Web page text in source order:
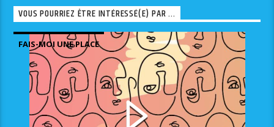
VOUS POURRIEZ ÊTRE INTÉRESSÉ(E) PAR ...
FAIS-MOI UNE PLACE